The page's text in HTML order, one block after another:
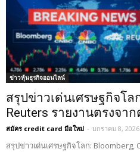
ข่าวหุ้นธุรกิจออนไลน์
สรุปข่าวเด่นเศรษฐกิจโล
Reuters รายงานตรงจา
สมัคร credit card มือใหม่ - มกราคม 8, 2026
สรุปข่าวเด่นเศรษฐกิจโลก: Bloomberg,